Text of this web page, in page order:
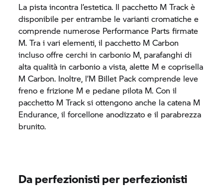
La pista incontra l’estetica. Il pacchetto M Track è
disponibile per entrambe le varianti cromatiche e
comprende numerose Performance Parts firmate
M. Tra i vari elementi, il pacchetto M Carbon
incluso offre cerchi in carbonio M, parafanghi di
alta qualità in carbonio a vista, alette M e coprisella
M Carbon. Inoltre, l’M Billet Pack comprende leve
freno e frizione M e pedane pilota M. Con il
pacchetto M Track si ottengono anche la catena M
Endurance, il forcellone anodizzato e il parabrezza
brunito.
Da perfezionisti per perfezionisti